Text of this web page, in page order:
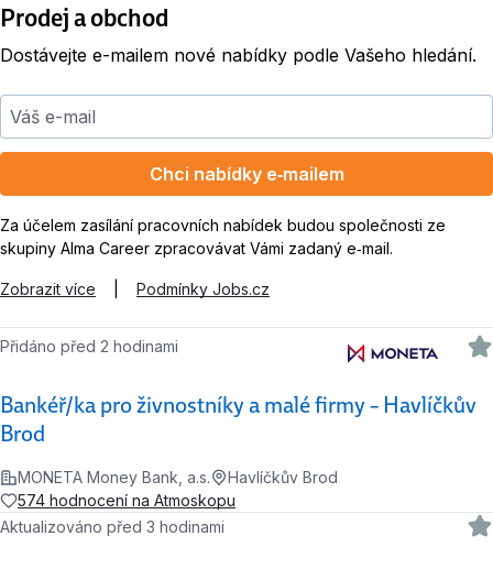
Prodej a obchod
Dostávejte e-mailem nové nabídky podle Vašeho hledání.
Váš e-mail
Chci nabídky e‑mailem
Za účelem zasílání pracovních nabídek budou společnosti ze
skupiny Alma Career zpracovávat Vámi zadaný e‑mail.
Zobrazit více Podmínky Jobs.cz
Bankéř/ka pro živnostníky a malé firmy – Havlíčkův
Brod
Přidáno před 2 hodinami
MONETA Money Bank, a.s.
Havlíčkův Brod
574 hodnocení na Atmoskopu
Aktualizováno před 3 hodinami